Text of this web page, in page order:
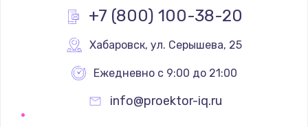
+7 (800) 100-38-20
Хабаровск, ул. Серышева, 25
Ежедневно с 9:00 до 21:00
info@proektor-iq.ru